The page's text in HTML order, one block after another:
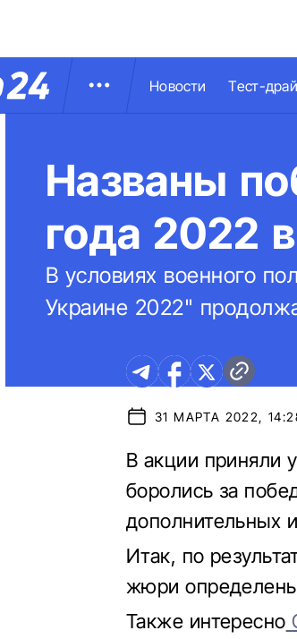
Новости Тест-
Названы
года 2022
В условиях военного
Украине 2022"
31 МАРТА 2022,
В акции приняли
боролись за
дополнительных
Итак, по
жюри
Также интересно